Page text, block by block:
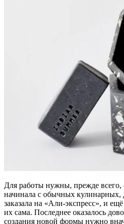
Для работы нужны, прежде
начинала с обычных
заказала на «Али-экспресс», и
их сама. Последнее оказалось
создания новой формы нужно